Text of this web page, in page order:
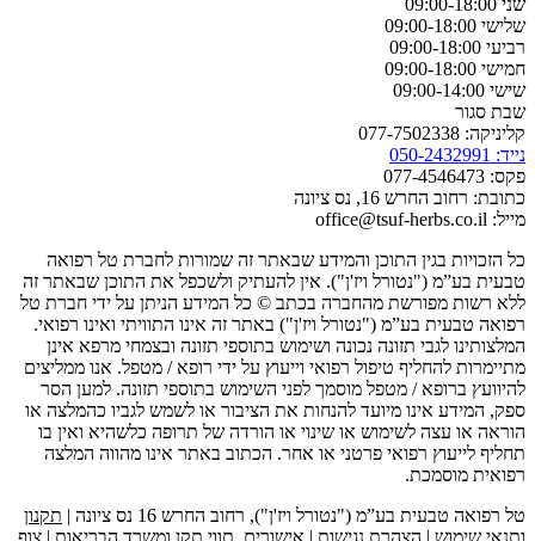
שני 09:00-18:00
שלישי 09:00-18:00
רביעי 09:00-18:00
חמישי 09:00-18:00
שישי 09:00-14:00
שבת סגור
קליניקה: 077-7502338
נייד: 050-2432991
פקס: 077-4546473
כתובת: רחוב החרש 16, נס ציונה
מייל: office@tsuf-herbs.co.il
כל הזכויות בגין התוכן והמידע שבאתר זה שמורות לחברת טל רפואה
טבעית בע”מ ("נטורל ויז'ן"). אין להעתיק ולשכפל את התוכן שבאתר זה
ללא רשות מפורשת מהחברה בכתב © כל המידע הניתן על ידי חברת טל
רפואה טבעית בע”מ ("נטורל ויז'ן") באתר זה אינו התוויתי ואינו רפואי.
המלצותינו לגבי תזונה נכונה ושימוש בתוספי תזונה ובצמחי מרפא אינן
מתיימרות להחליף טיפול רפואי וייעוץ על ידי רופא / מטפל. אנו ממליצים
להיוועץ ברופא / מטפל מוסמך לפני השימוש בתוספי תזונה. למען הסר
ספק, המידע אינו מיועד להנחות את הציבור או לשמש לגביו כהמלצה או
הוראה או עצה לשימוש או שינוי או הורדה של תרופה כלשהיא ואין בו
תחליף לייעוץ רפואי פרטני או אחר. הכתוב באתר אינו מהווה המלצה
רפואית מוסמכת.
טל רפואה טבעית בע”מ ("נטורל ויז'ן"), רחוב החרש 16 נס ציונה |
תקנון